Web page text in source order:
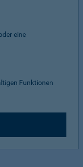
eine
Funktionen